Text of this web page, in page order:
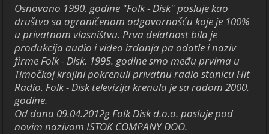
Osnovano 1990. godine "Folk - Disk" posluje kao
društvo sa ograničenom odgovornošću koje je 100%
u privatnom vlasništvu. Prva delatnost bila je
produkcija audio i video izdanja pa odatle i naziv
firme Folk - Disk. 1995. godine smo među prvima u
Timočkoj krajini pokrenuli privatnu radio stanicu Hit
Radio. Folk - Disk televizija krenula je sa radom 2000.
godine.
Od dana 09.04.2012g Folk Disk d.o.o. posluje pod
novim nazivom ISTOK COMPANY DOO.